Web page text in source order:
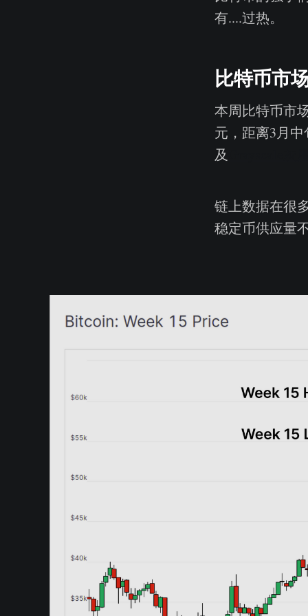
有....过热。
比特币市
本周比特币市
元，距离3月
及
链上数据在很
稳定币供应量